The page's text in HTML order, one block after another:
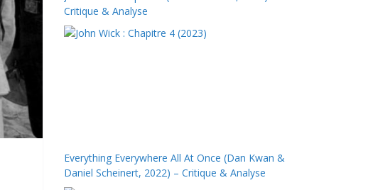
Critique & Analyse
Everything Everywhere All At Once (Dan Kwan &
Daniel Scheinert, 2022) – Critique & Analyse